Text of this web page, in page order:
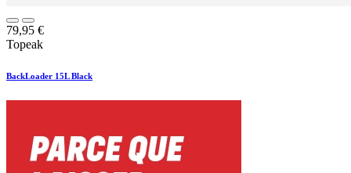
79,95 €
Topeak
BackLoader 15L Black